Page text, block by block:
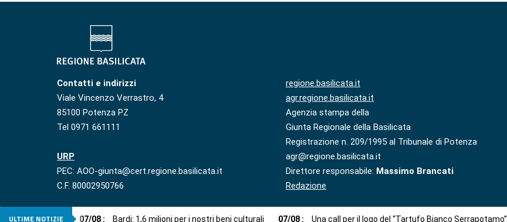
Contatti e indirizzi
Viale Vincenzo Verrastro, 4
85100 Potenza PZ
Tel 0971 661111
URP
PEC: AOO-giunta@cert.regione.basilicata.it
C.F. 80002950766
regione.basilicata.it
agr.regione.basilicata.it
Agenzia stampa della
Giunta Regionale della Basilicata
Registrazione n. 209/1995 al Tribunale di Potenza
agr@regione.basilicata.it
Direttore responsabile: Massimo Brancati
Redazione
ULTIME NOTIZIE 07/08 : Bardi: 1,6 milioni per i nostri beni culturali 07/08 : Una call per il logo del “Tartufo Bianco Serrapotamo”